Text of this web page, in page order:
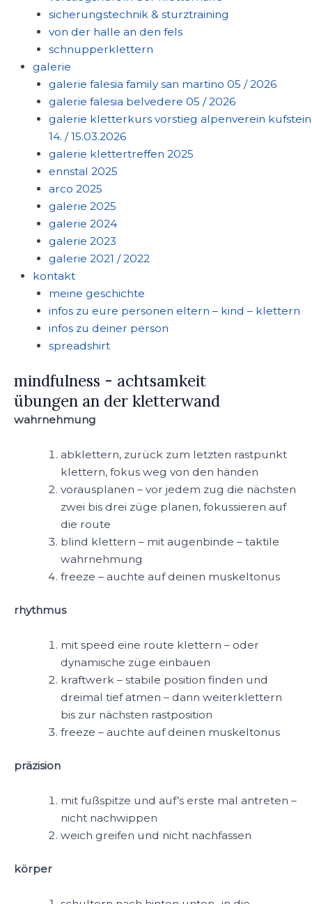
sicherungstechnik & sturztraining
von der halle an den fels
schnupperklettern
galerie
galerie falesia family san martino 05 / 2026
galerie falesia belvedere 05 / 2026
galerie kletterkurs vorstieg alpenverein kufstein
14. / 15.03.2026
galerie klettertreffen 2025
ennstal 2025
arco 2025
galerie 2025
galerie 2024
galerie 2023
galerie 2021 / 2022
kontakt
meine geschichte
infos zu eure personen eltern – kind – klettern
infos zu deiner person
spreadshirt
mindfulness - achtsamkeit
übungen an der kletterwand
wahrnehmung
abklettern, zurück zum letzten rastpunkt
klettern, fokus weg von den händen
vorausplanen – vor jedem zug die nächsten
zwei bis drei züge planen, fokussieren auf
die route
blind klettern – mit augenbinde – taktile
wahrnehmung
freeze – auchte auf deinen muskeltonus
rhythmus
mit speed eine route klettern – oder
dynamische züge einbauen
kraftwerk – stabile position finden und
dreimal tief atmen – dann weiterklettern
bis zur nächsten rastposition
freeze – auchte auf deinen muskeltonus
präzision
mit fußspitze und auf’s erste mal antreten –
nicht nachwippen
weich greifen und nicht nachfassen
körper